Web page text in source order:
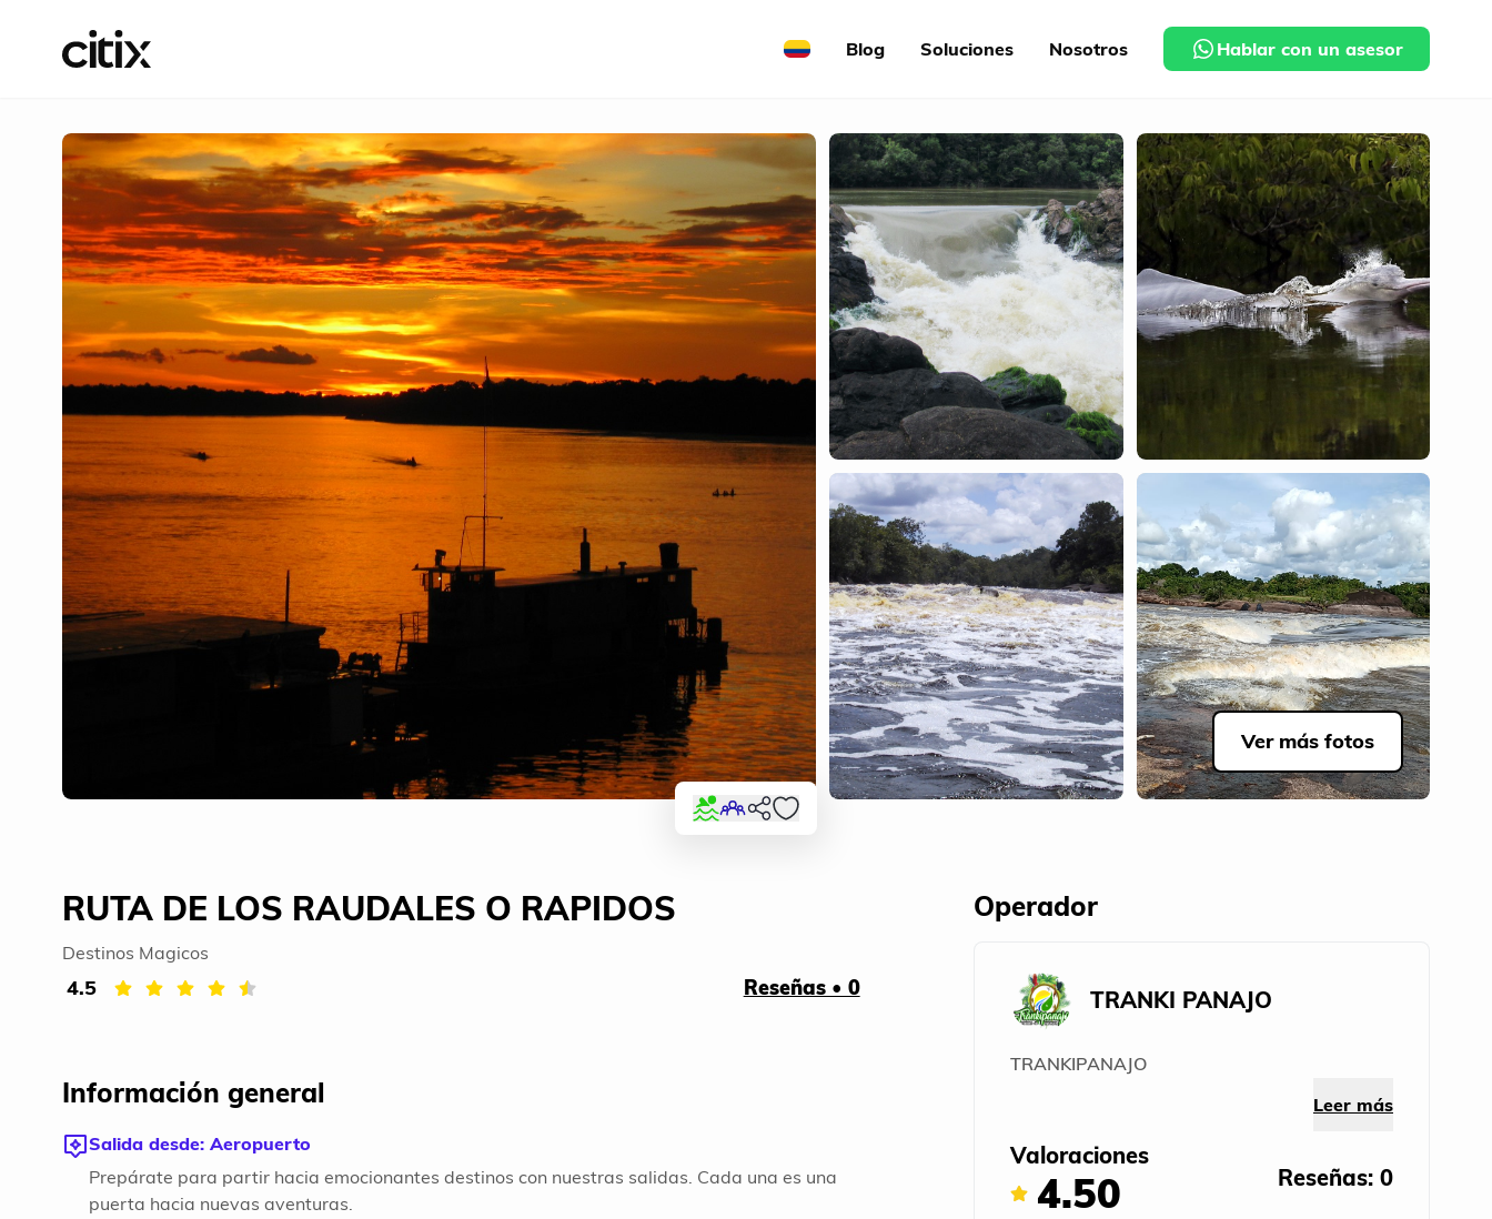
Blog Soluciones Nosotros Hablar con un asesor
Ver más fotos
RUTA DE LOS RAUDALES O RAPIDOS
Destinos Magicos
4.5 Reseñas • 0
Información general
Salida desde: Aeropuerto
Prepárate para partir hacia emocionantes destinos con nuestras salidas. Cada una es una
puerta hacia nuevas aventuras.
Operador
TRANKI PANAJO
TRANKIPANAJO
Leer más
Valoraciones
4.50 Reseñas: 0